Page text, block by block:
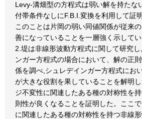
Levy-溝畑型の方程式は弱い解を持たな
付帯条件なしにF.B.I.変換を利用して証
このことは片岡の弱い同値関係が従来
善になっていることを一層強く示してい
2.堤は非線形波動方程式に関して研究
ンガー方程式の場合において、解の正
係を調べ,シュレデインガー方程式にお
が大きな役割を果していることを解明
ジ不変性に関連したある種の対称性を
則性が良くなることを証明した。ここ
に関連したある種の対称性を持つ非線